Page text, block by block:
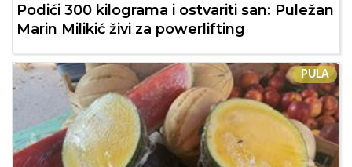
Podići 300 kilograma i ostvariti san: Puležan
Marin Milikić živi za powerlifting
PULA